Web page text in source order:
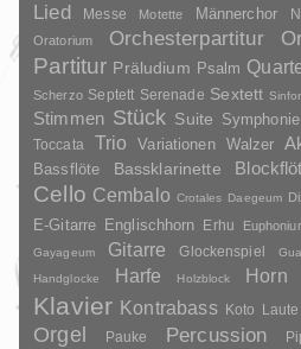
Lied Messe Motette Männerchor
Oratorium Orchesterpartitur
Partitur Präludium Psalm
Scherzo Septett Serenade Sextett
Stimmen Stück Suite Symphonie
Toccata Trio Variationen Walzer
Bassflöte Bassklarinette
Cello Cembalo Crotales Daegeum
E-Gitarre Englischhorn Erhu
Gayageum
Gitarre Glockenspiel
Handglocke
Harfe Holzblock Horn
Klavier Kontrabass Koto Laute
Orgel Pauke Percussion